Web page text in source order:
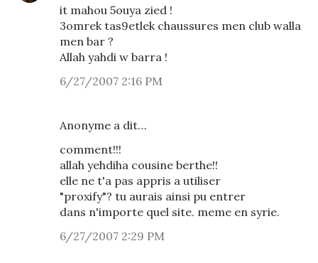
it mahou 5ouya zied !
3omrek tas9etlek chaussures men club walla
men bar ?
Allah yahdi w barra !
6/27/2007 2:16 PM
Anonyme a dit…
comment!!!
allah yehdiha cousine berthe!!
elle ne t'a pas appris a utiliser
"proxify"? tu aurais ainsi pu entrer
dans n'importe quel site. meme en syrie.
6/27/2007 2:29 PM